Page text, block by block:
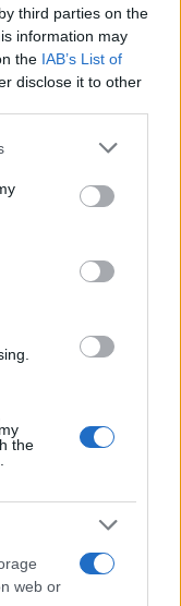
third parties on the
information may
the IAB’s List of
disclose it to other
or more Google
You may click to
party tags to
in below Google
the
web or
core e postura